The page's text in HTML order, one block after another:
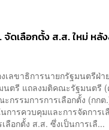
ดเลือกตั้ง ส.ส. ใหม่ หลั
ลขาธิการนายกรัฐมนตรีฝ่า
ตรี แถลงมติคณะรัฐมนตรี (
รรมการการเลือกตั้ง (กกต
การควบคุมและการจัดการเ
อกตั้ง ส.ส. ซึ่งเป็นการเลื...